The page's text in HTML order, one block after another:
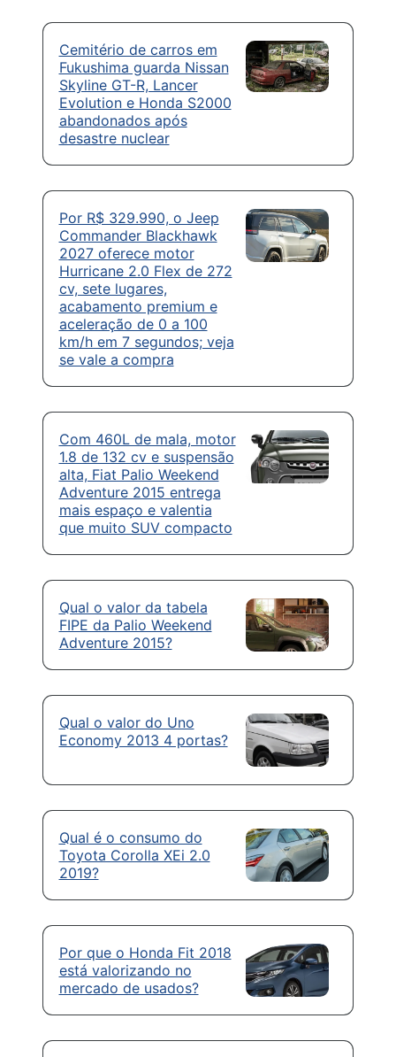
Cemitério de carros em
Fukushima guarda Nissan
Skyline GT-R, Lancer
Evolution e Honda S2000
abandonados após
desastre nuclear
Por R$ 329.990, o Jeep
Commander Blackhawk
2027 oferece motor
Hurricane 2.0 Flex de 272
cv, sete lugares,
acabamento premium e
aceleração de 0 a 100
km/h em 7 segundos; veja
se vale a compra
Com 460L de mala, motor
1.8 de 132 cv e suspensão
alta, Fiat Palio Weekend
Adventure 2015 entrega
mais espaço e valentia
que muito SUV compacto
Qual o valor da tabela
FIPE da Palio Weekend
Adventure 2015?
Qual o valor do Uno
Economy 2013 4 portas?
Qual é o consumo do
Toyota Corolla XEi 2.0
2019?
Por que o Honda Fit 2018
está valorizando no
mercado de usados?